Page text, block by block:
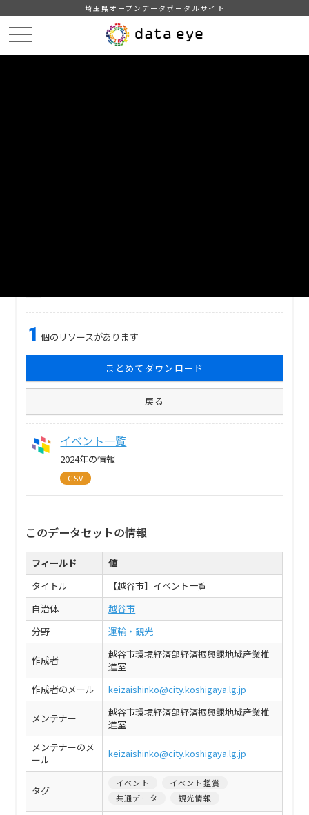
埼玉県オープンデータポータルサイト
1 個のリソースがあります
まとめてダウンロード
戻る
イベント一覧
2024年の情報
CSV
このデータセットの情報
フィールド
値
タイトル
【越谷市】イベント一覧
自治体
越谷市
分野
運輸・観光
作成者
越谷市環境経済部経済振興課地域産業推
進室
作成者のメール
keizaishinko@city.koshigaya.lg.jp
メンテナー
越谷市環境経済部経済振興課地域産業推
進室
メンテナーのメ
ール
keizaishinko@city.koshigaya.lg.jp
タグ
イベント
イベント鑑賞
共通データ
観光情報